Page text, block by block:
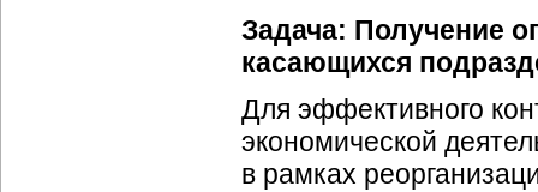
Задача: Получение
касающихся
Для эффективного
экономической
в рамках